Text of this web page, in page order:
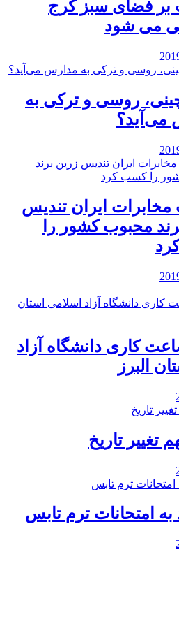
بر فضای سبز کرج
می شود
روسی و ترکی به
می‌آید؟
ایران تندیس
محبوب کشور را
کاری دانشگاه آزاد
البرز
تغییر تاریخ
امتحانات ترم تابس